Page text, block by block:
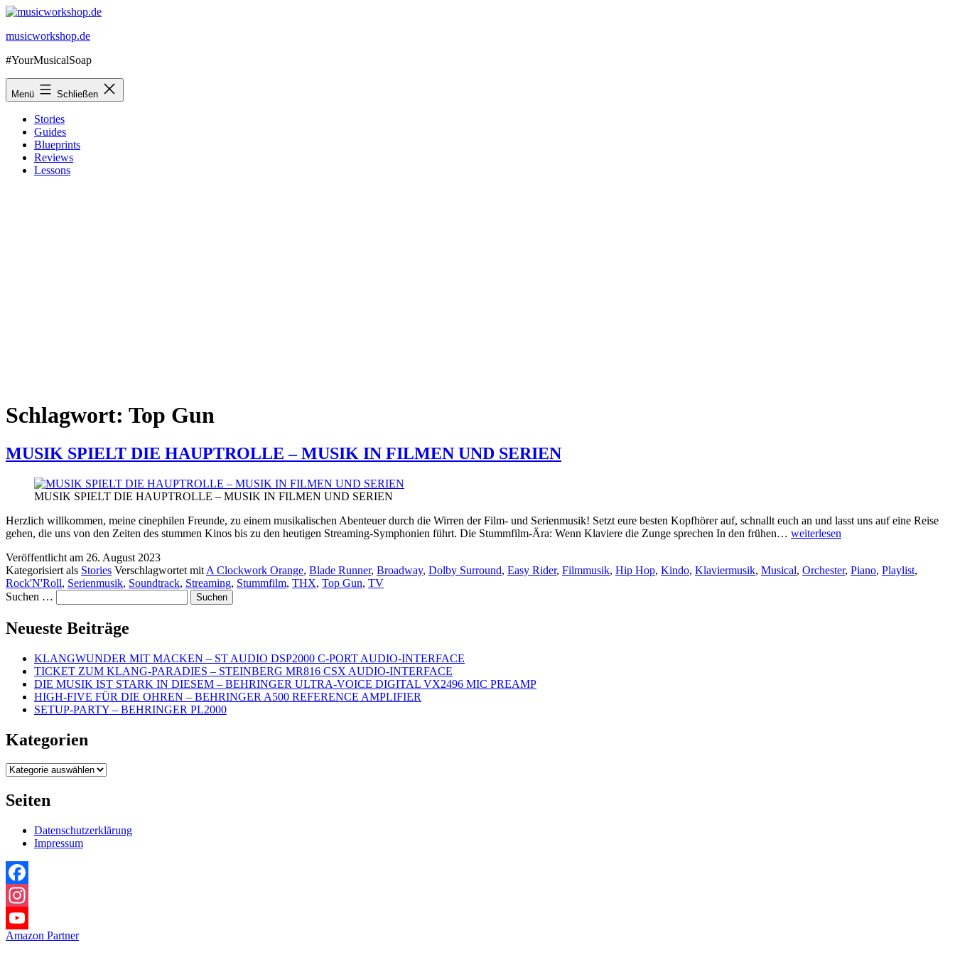
Zum
springen
musicworkshop.de
#YourMusicalSoap
Menü Schließen
Stories
Guides
Blueprints
Reviews
Lessons
Schlagwort: Top Gun
MUSIK SPIELT DIE HAUPTROLLE – MUSIK IN FILMEN UND SERIEN
MUSIK SPIELT DIE HAUPTROLLE – MUSIK IN FILMEN UND SERIEN
Herzlich willkommen, meine cinephilen Freunde, zu einem musikalischen Abenteuer durch die Wirren der Film- und Serienmusik! Setzt eure besten Kopfhörer auf, schnallt euch an und lasst uns auf eine Reise
gehen, die uns von den Zeiten des stummen Kinos bis zu den heutigen Streaming-Symphonien führt. Die Stummfilm-Ära: Wenn Klaviere die Zunge sprechen In den frühen… MUSIK
HAUPTROLLE
weiterlesen
Veröffentlicht am 26. August 2023
Kategorisiert als Stories Verschlagwortet mit A Clockwork Orange, Blade Runner, Broadway, Dolby Surround, Easy Rider, Filmmusik, Hip Hop, Kindo, Klaviermusik, Musical, Orchester, Piano, Playlist,
Rock'N'Roll, Serienmusik, Soundtrack, Streaming, Stummfilm, THX, Top Gun, TV
Suchen …
Neueste Beiträge
KLANGWUNDER MIT MACKEN – ST AUDIO DSP2000 C-PORT AUDIO-INTERFACE
TICKET ZUM KLANG-PARADIES – STEINBERG MR816 CSX AUDIO-INTERFACE
DIE MUSIK IST STARK IN DIESEM – BEHRINGER ULTRA-VOICE DIGITAL VX2496 MIC PREAMP
HIGH-FIVE FÜR DIE OHREN – BEHRINGER A500 REFERENCE AMPLIFIER
SETUP-PARTY – BEHRINGER PL2000
Kategorien
Kategorien
Seiten
Datenschutzerklärung
Impressum
Facebook
Instagram
YouTube
Amazon Partner